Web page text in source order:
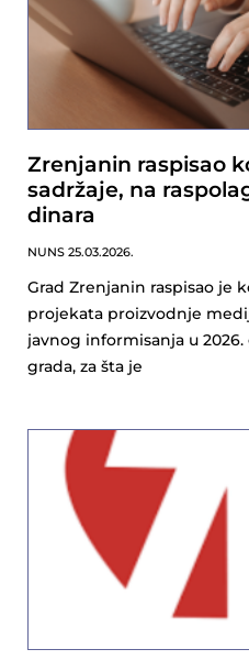
Zrenjanin raspisao
sadržaje, na
dinara
NUNS 25.03.2026.
Grad Zrenjanin raspisao je
projekata proizvodnje
javnog informisanja u
grada, za šta je